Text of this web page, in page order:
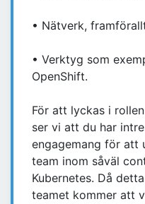
• Nätverk,
• Verktyg som
OpenShift.
För att lyckas i
ser vi att du har
engagemang för att
team inom såväl
Kubernetes. Då
teamet kommer att